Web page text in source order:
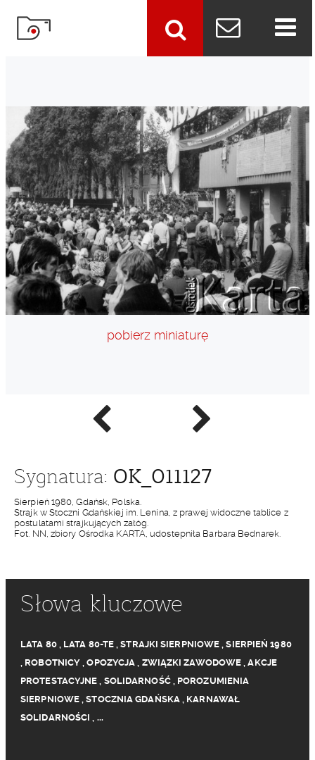
Poprzednie
zdjęcie
Następne
zdjęcie
pobierz miniaturę
Sygnatura: OK_011127
Sierpień 1980, Gdańsk, Polska.
Strajk w Stoczni Gdańskiej im. Lenina, z prawej widoczne tablice z
postulatami strajkujących załóg.
Fot. NN, zbiory Ośrodka KARTA, udostepniła Barbara Bednarek.
Słowa kluczowe
LATA 80, LATA 80-TE ,STRAJKI SIERPNIOWE ,SIERPIEŃ 1980
, ROBOTNICY ,OPOZYCJA , ZWIĄZKI ZAWODOWE ,AKCJE
PROTESTACYJNE , SOLIDARNOŚĆ, POROZUMIENIA
SIERPNIOWE ,STOCZNIA GDAŃSKA, KARNAWAŁ
SOLIDARNOŚCI , ...